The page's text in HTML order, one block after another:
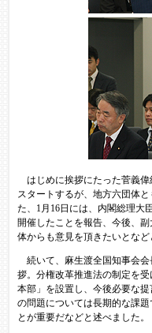
はじめに挨拶にたった菅義偉
スタートするが、地方六団体
た、1月16日には、内閣総理大
開催したことを報告、今後、
体からも意見を頂きたいとなど
続いて、麻生渡全国知事会会
拶。分権改革推進法の制定を
本部」を設置し、今後必要な
の問題については長期的な課
とが重要だなどと述べました。